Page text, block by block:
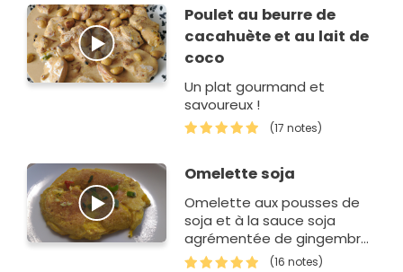
Poulet au beurre de
cacahuète et au lait de
coco
Un plat gourmand et
savoureux !
(17 notes)
Omelette soja
Omelette aux pousses de
soja et à la sauce soja
agrémentée de gingembre
en poudre.
(16 notes)